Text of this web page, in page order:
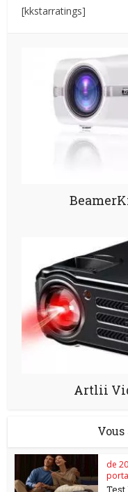
[kkstarratings]
Artlii
Vous
de
Test